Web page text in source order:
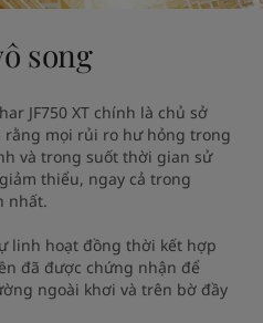
song
JF750 XT chính là chủ sở
rằng mọi rủi ro hư hỏng trong
và trong suốt thời gian sử
thiểu, ngay cả trong
nhất.
linh hoạt đồng thời kết hợp
đã được chứng nhận để
ngoài khơi và trên bờ đầy